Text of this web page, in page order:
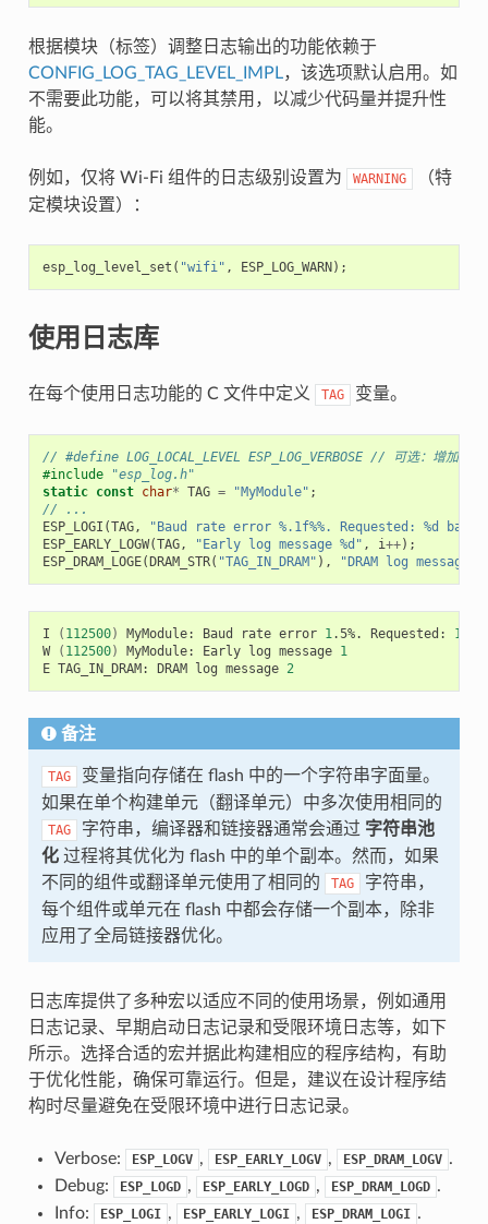
根据模块（标签）调整日志输出的功能依赖于
CONFIG_LOG_TAG_LEVEL_IMPL，该选项默认启用。如
不需要此功能，可以将其禁用，以减少代码量并提升性
能。
例如，仅将 Wi-Fi 组件的日志级别设置为 WARNING
（特
定模块设置）：
esp_log_level_set ( "wifi" , ESP_LOG_WARN);
使用日志库
在每个使用日志功能的 C 文件中定义 TAG 变量。
// #define LOG_LOCAL_LEVEL ESP_LOG_VERBOSE // 可选：增加包含
#include
"esp_log.h"
static const char* TAG = "MyModule" ;
// ...
ESP_LOGI (TAG,
"Baud rate error %.1f%%. Requested: %d
ESP_EARLY_LOGW(TAG, "Early log message %d" , i++);
ESP_DRAM_LOGE(DRAM_STR( "TAG_IN_DRAM" ), "DRAM log message
I ( 112500) MyModule: Baud rate error 1.5%. Requested:
W
( 112500) MyModule: Early log message 1
E TAG_IN_DRAM: DRAM log message 2
备注
TAG
变量指向存储在 flash 中的一个字符串字面量。
如果在单个构建单元（翻译单元）中多次使用相同的
TAG 字符串，编译器和链接器通常会通过 字符串池
化过程将其优化为 flash 中的单个副本。然而，如果
不同的组件或翻译单元使用了相同的
TAG
字符串，
每个组件或单元在 flash 中都会存储一个副本，除非
应用了全局链接器优化。
日志库提供了多种宏以适应不同的使用场景，例如通用
日志记录、早期启动日志记录和受限环境日志等，如下
所示。选择合适的宏并据此构建相应的程序结构，有助
于优化性能，确保可靠运行。但是，建议在设计程序结
构时尽量避免在受限环境中进行日志记录。
Verbose: ESP_LOGV , ESP_EARLY_LOGV , ESP_DRAM_LOGV .
Debug:
ESP_LOGD , ESP_EARLY_LOGD , ESP_DRAM_LOGD .
Info:
ESP_LOGI , ESP_EARLY_LOGI , ESP_DRAM_LOGI .